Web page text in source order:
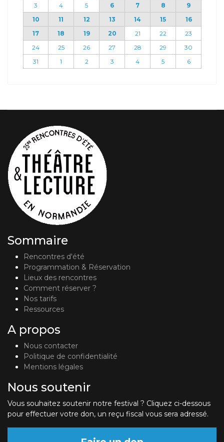
3
4 5 6 7 8
9
10
11 12 13 14 15
16
17
18 19 20 21 22
23
24
25 26 27 28 29
30
31
1 2 3 4 5 6
Sommaire
Rencontres d'été
Programmation & Réservation
Lieux des rencontres
Comment réserver ?
Nos tarifs
Ressources
A propos
Nous contacter
Politique de confidentialité
Mentions légales
Nous soutenir
Vous souhaitez soutenir notre festival ? Cliquez ci-dessous
pour effectuer votre don, un reçu fiscal vous sera adressé.